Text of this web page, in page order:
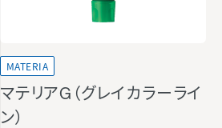
MATERIA
マテリアG（グレイカラーライ
ン）